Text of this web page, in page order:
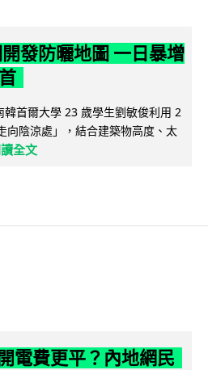
發防曬地圖 一日暴增
韓首爾大學 23 歲學生劉敏俊利用 2
向陰涼處」，結合建築物高度、太
全文
電費更平？內地網民